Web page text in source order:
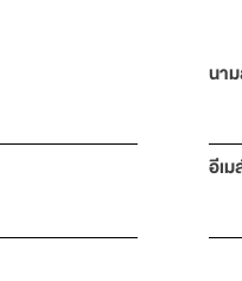
นา
อีเม